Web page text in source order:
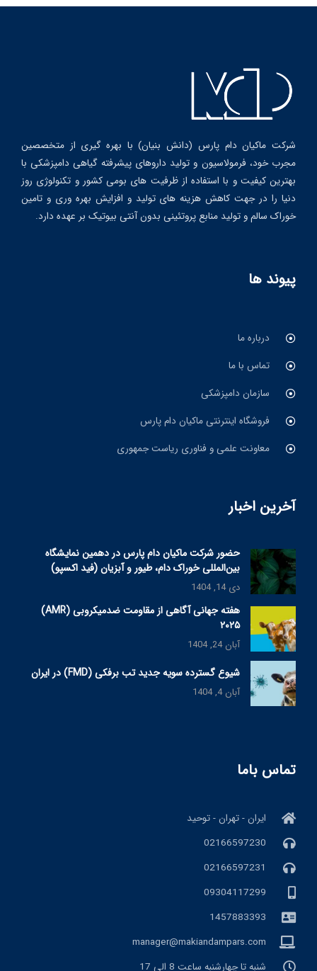
شرکت ماکیان دام پارس (دانش بنیان) با بهره گیری از متخصصین
مجرب خود، فرمولاسیون و تولید داروهای پیشرفته گیاهی دامپزشکی با
بهترین کیفیت و با استفاده از ظرفیت های بومی کشور و تکنولوژی روز
دنیا را در جهت کاهش هزینه های تولید و افزایش بهره وری و تامین
خوراک سالم و تولید منابع پروتئینی بدون آنتی بیوتیک بر عهده دارد.
پیوند ها
درباره ما
تماس با ما
سازمان دامپزشکی
فروشگاه اینترنتی ماکیان دام پارس
معاونت علمی و فناوری ریاست جمهوری
آخرین اخبار
حضور شرکت ماکیان دام پارس در دهمین نمایشگاه
بین‌المللی خوراک دام، طیور و آبزیان (فید اکسپو)
دی 14, 1404
هفته جهانی آگاهی از مقاومت ضدمیکروبی (AMR)
۲۰۲۵
آبان 24, 1404
شیوع گسترده سویه جدید تب برفکی (FMD) در ایران
آبان 4, 1404
تماس باما
ایران - تهران - توحید
02166597230
02166597231
09304117299
1457883393
manager@makiandampars.com
شنبه تا چهارشنبه ساعت 8 الی 17